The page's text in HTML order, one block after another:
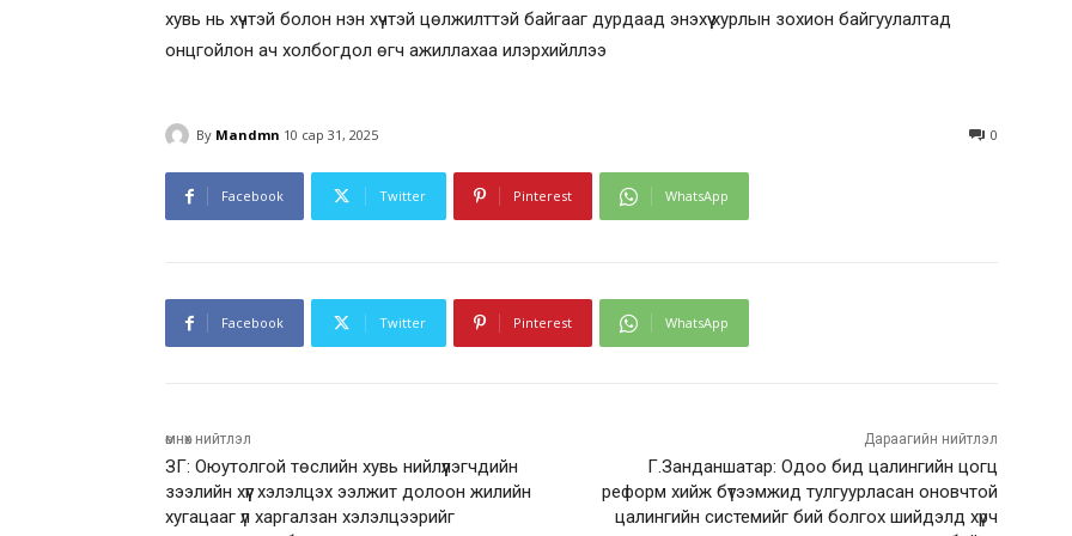
хувь нь хүчтэй болон нэн хүчтэй цөлжилттэй байгааг дурдаад энэхүү хурлын зохион байгуулалтад
онцгойлон ач холбогдол өгч ажиллахаа илэрхийллээ
By Mandmn 10 сар 31, 2025 0
Facebook Twitter Pinterest WhatsApp
Facebook Twitter Pinterest WhatsApp
өмнөх нийтлэл
ЗГ: Оюутолгой төслийн хувь нийлүүлэгчдийн
зээлийн хүүг хэлэлцэх ээлжит долоон жилийн
хугацааг үл харгалзан хэлэлцээрийг
Дараагийн нийтлэл
Г.Занданшатар: Одоо бид цалингийн цогц
реформ хийж бүтээмжид тулгуурласан оновчтой
цалингийн системийг бий болгох шийдэлд хүрч